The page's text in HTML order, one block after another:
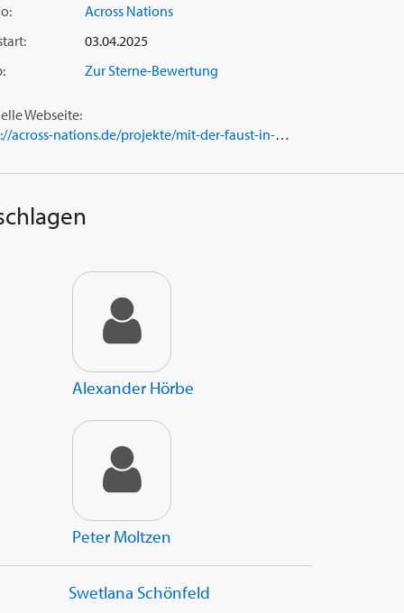
Across Nations
03.04.2025
Zur Sterne-Bewertung
Webseite:
https://across-nations.de/projekte/mit-der-faust-in-die-welt-schlagen/
Alexander Hörbe
Peter Moltzen
Swetlana Schönfeld